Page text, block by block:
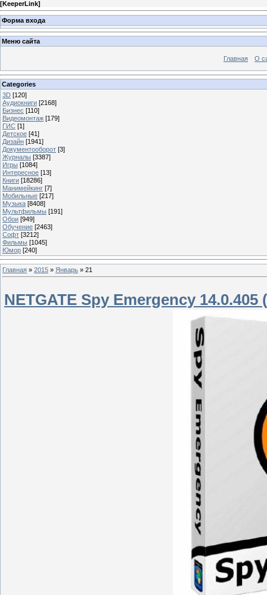
[KeeperLink]
Форма входа
Меню сайта
Главная О
Categories
3D [120]
Аудиокниги [2168]
Бизнес [110]
Видеомонтаж [179]
ГИС [1]
Детское [41]
Дизайн [1941]
Документооборот [3]
Журналы [3387]
Игры [1084]
Интересное [13]
Книги [18286]
Манимейкинг [7]
Мобильные [217]
Музыка [8408]
Мультфильмы [191]
Обои [949]
Обучение [2463]
Софт [3212]
Фильмы [1045]
Юмор [240]
Главная » 2015 » Январь » 21
NETGATE Spy Emergency 14.0.405